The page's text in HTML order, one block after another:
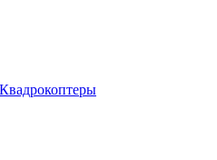
Квадрокоптеры